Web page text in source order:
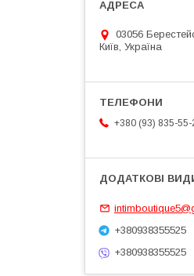
03056
Київ, Україна
+380 (93) 835-55-
+380938355525
+380938355525